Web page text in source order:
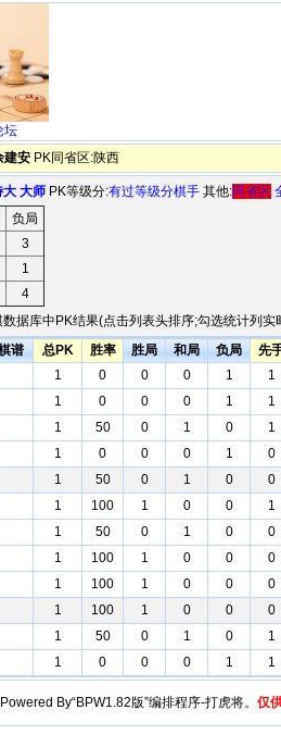
坛
建安 PK同省区:陕西
大 大师 PK等级分:有过等级分棋手 其他:同省区
负局
3
1
4
据库中PK结果(点击列表头排序;勾选统计列
谱 总PK 胜率 胜局 和局 负局
先
1 0 0 0 1
1
1 0 0 0 1
1
1 50 0 1 0
1
1 0 0 0 1
0
1 50 0 1 0
0
1 100 1 0 0
1
1 50 0 1 0
0
1 100 1 0 0
0
1 100 1 0 0
0
1 100 1 0 0
0
1 50 0 1 0
1
1 0 0 0 1 1
Powered By“BPW1.82版”编排程序-打虎将。 仅